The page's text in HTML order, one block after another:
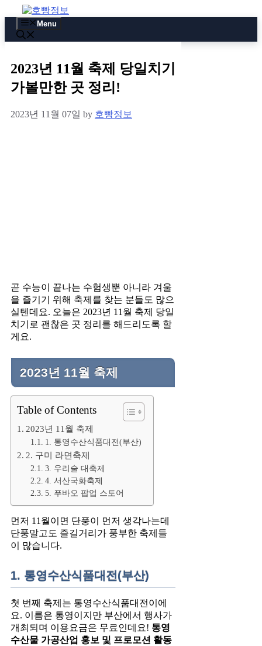
to
content
Menu
2023년 11월 축제 당일치기
가볼만한 곳 정리!
2023년 11월 07일 by 호빵정보
곧 수능이 끝나는 수험생뿐 아니라 겨울
을 즐기기 위해 축제를 찾는 분들도 많으
실텐데요. 오늘은 2023년 11월 축제 당일
치기로 괜찮은 곳 정리를 해드리도록 할
게요.
2023년 11월 축제
Table of Contents
2023년 11월 축제
1. 통영수산식품대전(부산)
2. 구미 라면축제
3. 우리술 대축제
4. 서산국화축제
5. 푸바오 팝업 스토어
먼저 11월이면 단풍이 먼저 생각나는데
단풍말고도 즐길거리가 풍부한 축제들
이 많습니다.
1. 통영수산식품대전(부산)
첫 번째 축제는 통영수산식품대전이에
요. 이름은 통영이지만 부산에서 행사가
개최되며 이용요금은 무료인데요! 통영
수산물 가공산업 홍보 및 프로모션 활동